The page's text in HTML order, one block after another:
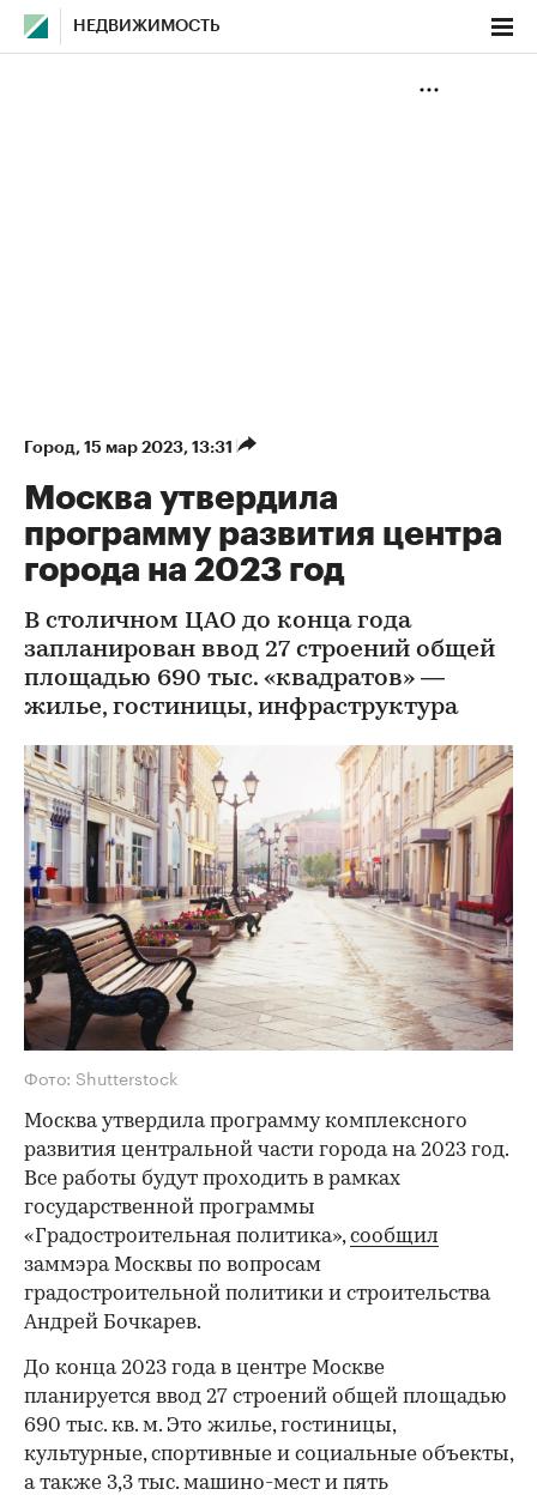
НЕДВИЖИМОСТЬ
Город⁠, 15 мар 2023, 13:31
Москва утвердила
программу развития центра
города на 2023 год
В столичном ЦАО до конца года
запланирован ввод 27 строений общей
площадью 690 тыс. «квадратов» —
жилье, гостиницы, инфраструктура
Фото: Shutterstock
Москва утвердила программу комплексного
развития центральной части города на 2023 год.
Все работы будут проходить в рамках
государственной программы
«Градостроительная политика»,сообщил
заммэра Москвы по вопросам
градостроительной политики и строительства
Андрей Бочкарев.
До конца 2023 года в центре Москве
планируется ввод 27 строений общей площадью
690 тыс. кв. м. Это жилье, гостиницы,
культурные, спортивные и социальные объекты,
а также 3,3 тыс. машино-мест и пять